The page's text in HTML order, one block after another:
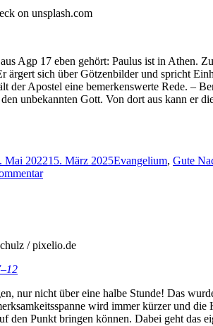
on unsplash.com
Agp 17 eben gehört: Paulus ist in Athen.
ärg­ert sich über Götzen­bilder und spricht
der Apos­tel eine bemerkenswerte Rede. –
unbekan­nten Gott. Von dort aus kann er
Mai 202215. März 2025Evangelium, Gute
zu
bringen
/ pixelio.de
nur nicht über eine halbe Stunde! Das
wird immer kürz­er und die
den Punkt brin­gen kön­nen. Dabei geht das